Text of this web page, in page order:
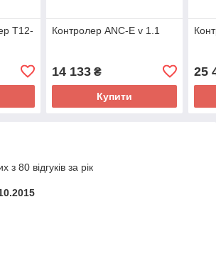
T12-
Контролер ANC-E v 1.1
14 133₴
Купити
25
з 80 відгуків за рік